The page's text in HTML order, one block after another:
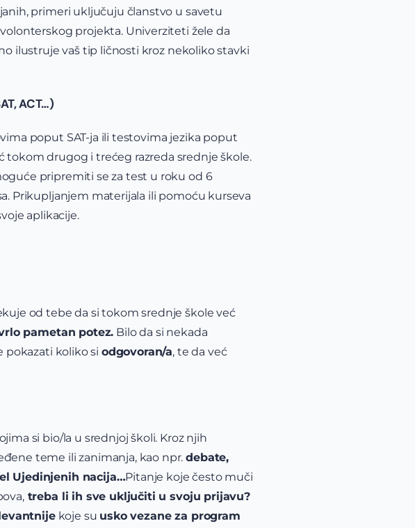
primeri uključuju članstvo u savetu
projekta. Univerziteti žele da
ilustruje vaš tip ličnosti kroz nekoliko stavki
ACT…)
poput SAT-ja ili testovima jezika poput
tokom drugog i trećeg razreda srednje škole.
pripremiti se za test u roku od 6
Prikupljanjem materijala ili pomoću kurseva
aplikacije.
od tebe da si tokom srednje škole već
pametan potez. Bilo da si nekada
pokazati koliko si odgovoran/a, te da već
si bio/la u srednjoj školi. Kroz njih
teme ili zanimanja, kao npr.debate,
Ujedinjenih nacija…Pitanje koje često muči
treba li ih sve uključiti u svoju prijavu?
koje su usko vezane za program